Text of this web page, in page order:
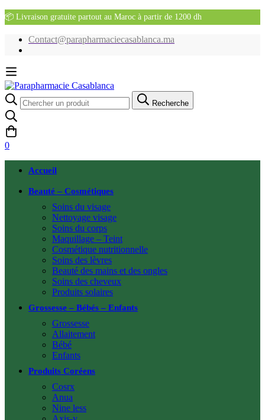
📦 Livraison gratuite partout au Maroc à partir de 1200 dh
Contact@parapharmaciecasablanca.ma
Recherche
pour:
Recherche
0
Accueil
Beauté – Cosmétiques
Soins du visage
Nettoyage visage
Soins du corps
Maquillage – Teint
Cosmétique nutritionnelle
Soins des lèvres
Beauté des mains et des ongles
Soins des cheveux
Produits solaires
Grossesse – Bébés – Enfants
Grossesse
Allaitement
Bébé
Enfants
Produits Coréens
Cosrx
Anua
Nine less